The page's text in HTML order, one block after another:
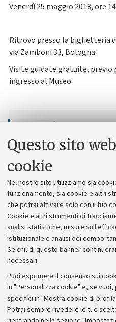
Questo sito
cookie
Nel nostro sito utilizziamo sia
funzionamento, sia cookie e altri
che potrai attivare solo con il tuo
Cookie e altri strumenti di
analisi statistiche, misure
istituzionale e analisi dei
Se chiudi questo banner
necessari.
Puoi esprimere il consenso sui
in "Personalizza cookie" e, se
specifici in "Mostra cookie di
Potrai sempre rivedere le tue
Venerdì 25 maggio 2018, ore
Ritrovo presso la biglietteria
via Zamboni 33, Bologna.
Visite guidate gratuite,
ingresso al Museo.
Museo di Palazzo Poggi
Via Zamboni, 33, Bologna
+39 051 2099610
Vedi anche
Museo di Palazzo Poggi
Biblioteca Universitaria
Dipartimento di Storia